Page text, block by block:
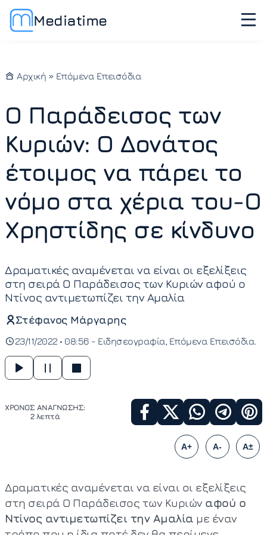
Mediatime
Αρχική » Επόμενα Επεισόδια
Ο Παράδεισος των
Κυριών: Ο Δονάτος
έτοιμος να πάρει το
νόμο στα χέρια του-Ο
Χρηστίδης σε κίνδυνο
Δραματικές αναμένεται να είναι οι εξελίξεις
στη σειρά Ο Παράδεισος των Κυριών αφού ο
Ντίνος αντιμετωπίζει την Αμαλία
Στέφανος Μάργαρης
23/11/2022 • 08:56 - Ειδησεογραφία Επόμενα Επεισόδια
ΧΡΟΝΟΣ ΑΝΑΓΝΩΣΗΣ:
2 λεπτά
A+ A- A±
Δραματικές αναμένεται να είναι οι εξελίξεις
στη σειρά Ο Παράδεισος των Κυριών αφού ο
Ντίνος αντιμετωπίζει την Αμαλία με έναν